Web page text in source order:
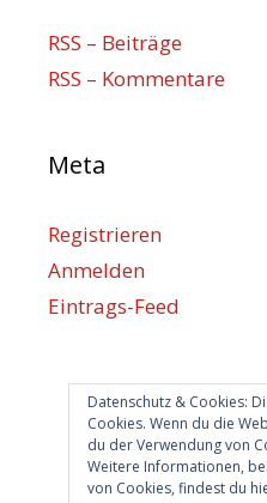
Datenschutz & Cookies:
Cookies. Wenn du die
du der Verwendung von
Weitere Informationen,
von Cookies, findest du
RSS – Beiträge
RSS – Kommentare
Meta
Registrieren
Anmelden
Eintrags-Feed
WordPress.org
Berlin hilft